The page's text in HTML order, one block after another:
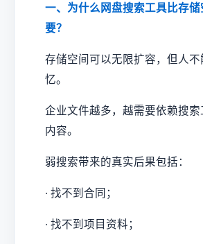
一、为什么网盘搜索工具比存
要？
存储空间可以无限扩容，但人不
忆。
企业文件越多，越需要依赖搜
内容。
弱搜索带来的真实后果包括：
· 找不到合同；
· 找不到项目资料；